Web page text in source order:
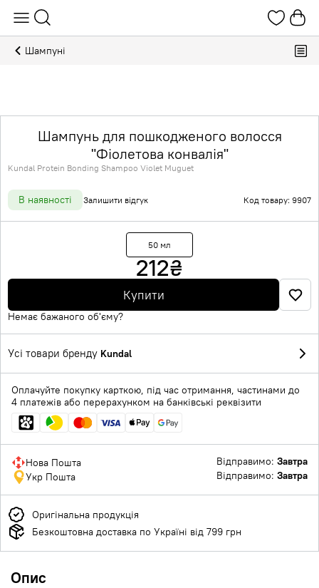
Шампуні
Шампунь для пошкодженого волосся
"Фіолетова конвалія"
Kundal Protein Bonding Shampoo Violet Muguet
В наявності Залишити відгук Код товару: 9907
50 мл
212₴
Купити
Немає бажаного об'єму?
Усі товари бренду Kundal
Оплачуйте покупку карткою, під час отримання, частинами до
4 платежів або перерахунком на банківські реквізити
Нова Пошта Відправимо: Завтра
Укр Пошта
Відправимо: Завтра
Оригінальна продукція
Безкоштовна доставка по Україні від 799 грн
Опис